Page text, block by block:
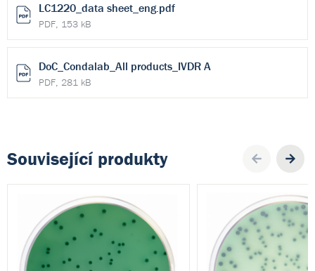
LC1220_data sheet_eng.pdf
PDF, 153 kB
DoC_Condalab_All products_IVDR A
PDF, 281 kB
Související produkty